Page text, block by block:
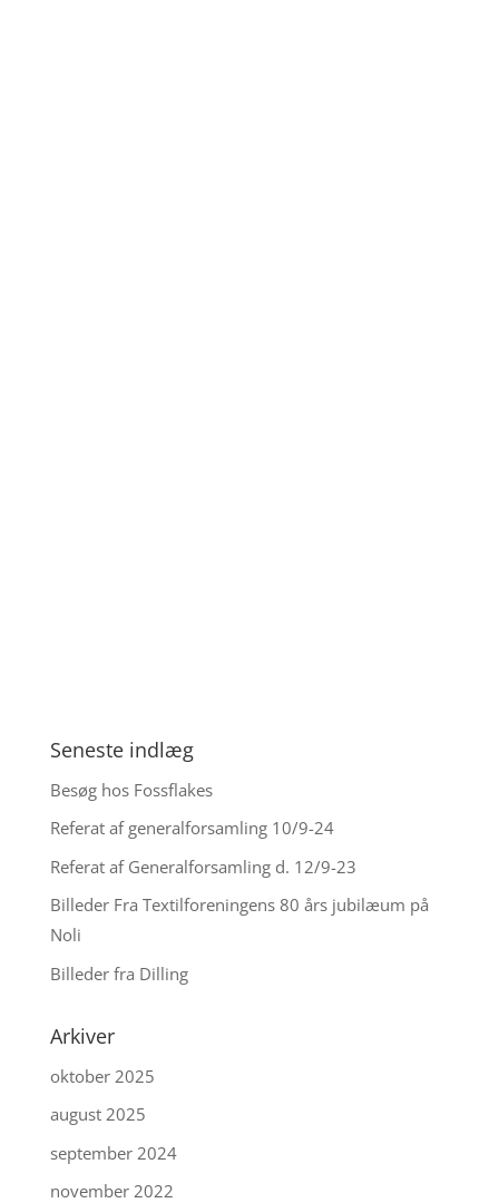
Seneste indlæg
Besøg hos Fossflakes
Referat af generalforsamling 10/9-24
Referat af Generalforsamling d. 12/9-23
Billeder Fra Textilforeningens 80 års jubilæum på
Noli
Billeder fra Dilling
Arkiver
oktober 2025
august 2025
september 2024
november 2022